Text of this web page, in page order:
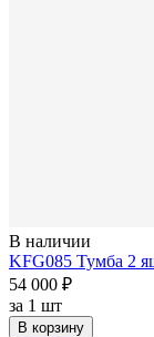
В наличии
KFG085 Тумба 2
54 000 ₽
за 1 шт
В корзину